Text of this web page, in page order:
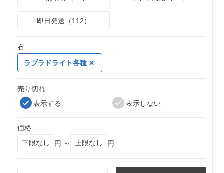
即日発送（112）
石
ラブラドライト各種
売り切れ
表示する
表示しない
価格
円 ～
円